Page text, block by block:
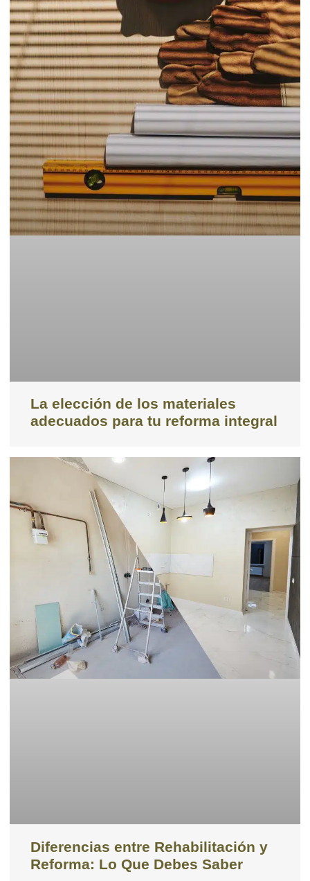
La elección de los materiales
adecuados para tu reforma integral
Diferencias entre Rehabilitación y
Reforma: Lo Que Debes Saber